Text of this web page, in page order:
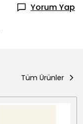
Yorum Yap
Tüm Ürünler